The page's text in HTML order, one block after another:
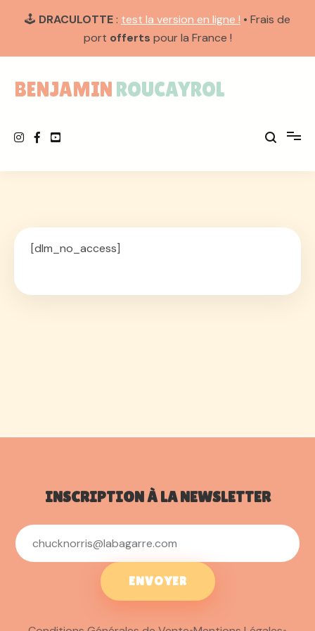
🕹️ DRACULOTTE: test la version en ligne ! • Frais de
port offerts pour la France !
contenu
BENJAMIN ROUCAYROL
[dlm_no_access]
INSCRIPTION À LA NEWSLETTER
ENVOYER